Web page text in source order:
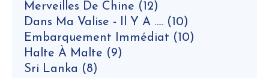
Merveilles De Chine (12)
Dans Ma Valise - Il Y A ..... (10)
Embarquement Immédiat (10)
Halte À Malte (9)
Sri Lanka (8)